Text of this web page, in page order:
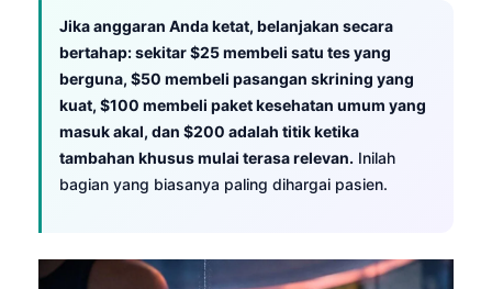
Jika anggaran Anda ketat, belanjakan secara
bertahap: sekitar $25 membeli satu tes yang
berguna, $50 membeli pasangan skrining yang
kuat, $100 membeli paket kesehatan umum yang
masuk akal, dan $200 adalah titik ketika
tambahan khusus mulai terasa relevan. Inilah
bagian yang biasanya paling dihargai pasien.
Gàidhlig
Afrikaans
Монгол
ພາສາລາວ
Basa Jawa
Cebuano